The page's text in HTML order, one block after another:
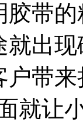
胶带
就出
户带
就让